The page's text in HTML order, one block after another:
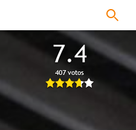
7.4
407 votos